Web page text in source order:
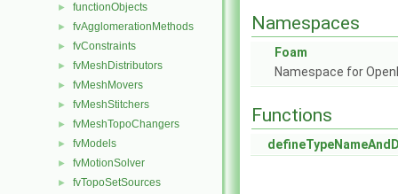
► functionObjects
► fvAgglomerationMethods
► fvConstraints
► fvMeshDistributors
► fvMeshMovers
► fvMeshStitchers
► fvMeshTopoChangers
► fvModels
► fvMotionSolver
► fvTopoSetSources
Namespaces
Foam
Namespace for
Functions